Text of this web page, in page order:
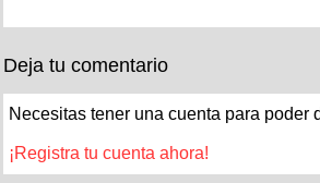
Deja tu comentario
Necesitas tener una cuenta para poder
¡Registra tu cuenta ahora!